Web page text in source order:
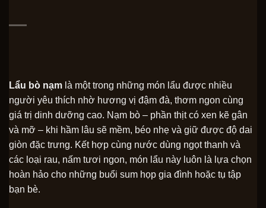
Lẩu bò nạm là một trong những món lẩu được nhiều
người yêu thích nhờ hương vị đậm đà, thơm ngon cùng
giá trị dinh dưỡng cao. Nạm bò – phần thịt có xen kẽ gân
và mỡ – khi hầm lâu sẽ mềm, béo nhẹ và giữ được độ dai
giòn đặc trưng. Kết hợp cùng nước dùng ngọt thanh và
các loại rau, nấm tươi ngon, món lẩu này luôn là lựa chọn
hoàn hảo cho những buổi sum họp gia đình hoặc tụ tập
bạn bè.